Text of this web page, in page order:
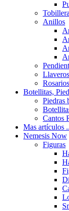
Anillos
Llaveros
Rosarios
Botellitas,
Piedras
Cantos
Mas artículos
Nemesis Now
Figuras